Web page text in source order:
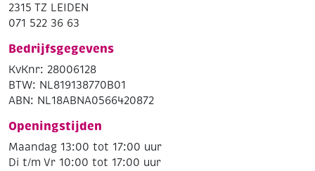
2315 TZ LEIDEN
071 522 36 63
Bedrijfsgegevens
KvKnr: 28006128
BTW: NL819138770B01
ABN: NL18ABNA0566420872
Openingstijden
Maandag 13:00 tot 17:00 uur
Di t/m Vr 10:00 tot 17:00 uur